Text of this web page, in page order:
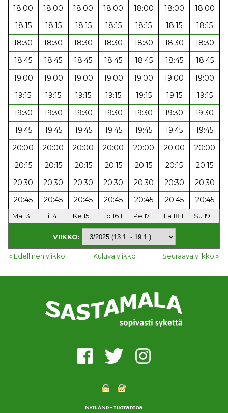
18:00
18:00 18:00 18:00 18:00 18:00
18:00
18:15
18:15 18:15 18:15 18:15 18:15
18:15
18:30
18:30 18:30 18:30 18:30 18:30
18:30
18:45
18:45 18:45 18:45 18:45 18:45
18:45
19:00
19:00 19:00 19:00 19:00 19:00
19:00
19:15
19:15 19:15 19:15 19:15 19:15
19:15
19:30
19:30 19:30 19:30 19:30 19:30
19:30
19:45
19:45 19:45 19:45 19:45 19:45
19:45
20:00
20:00 20:00 20:00 20:00 20:00
20:00
20:15
20:15 20:15 20:15 20:15 20:15
20:15
20:30
20:30 20:30 20:30 20:30 20:30
20:30
20:45
20:45 20:45 20:45 20:45 20:45 20:45
Ma 13.1. Ti 14.1. Ke 15.1. To 16.1. Pe 17.1. La 18.1. Su 19.1.
VIIKKO:
« Edellinen viikko Kuluva viikko Seuraava viikko »